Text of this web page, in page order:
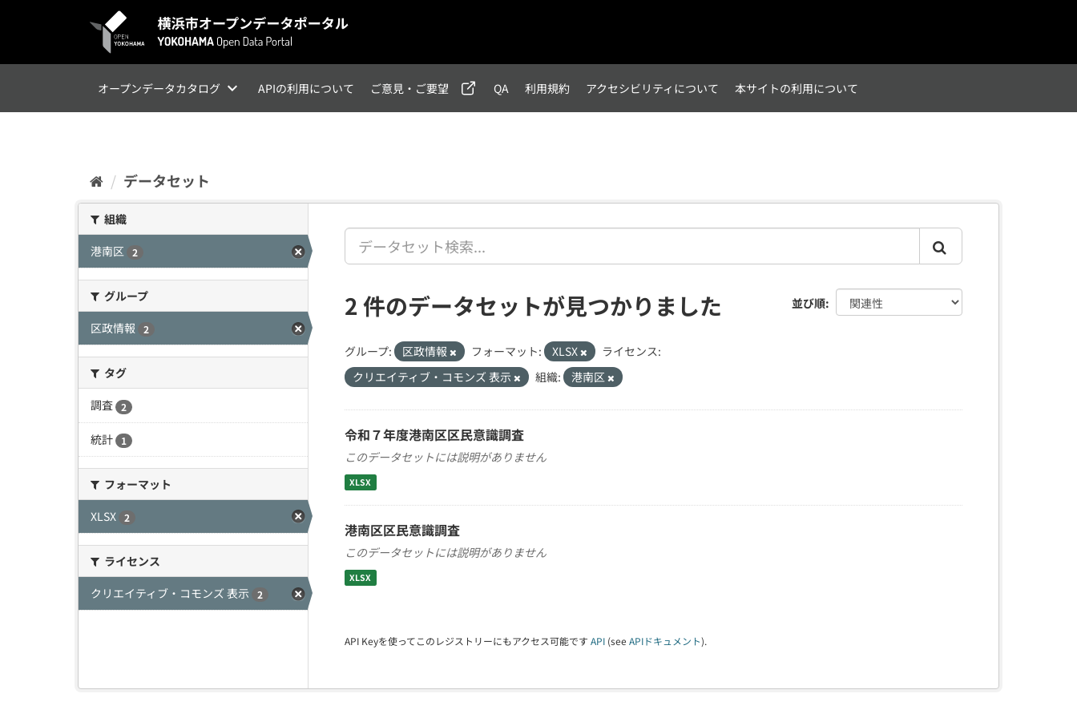
オープンデータカタログ APIの利用について ご意見・ご要望 QA 利用規約 アクセシビリティについて 本サイトの利用について
データセット
組織
港南区 2
グループ
区政情報
2
タグ
調査 2
統計 1
フォーマット
XLSX 2
ライセンス
クリエイティブ・コモンズ 表示
2
並び順
2 件のデータセットが見つかりました
グループ: 区政情報 フォーマット: XLSX
ライセンス:
クリエイティブ・コモンズ 表示
組織: 港南区
令和７年度港南区区民意識調査
このデータセットには説明がありません
XLSX
港南区区民意識調査
このデータセットには説明がありません
XLSX
API Keyを使ってこのレジストリーにもアクセス可能です API (see APIドキュメント).